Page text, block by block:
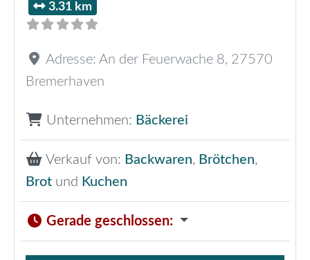
3.31 km
Adresse: An der Feuerwache 8, 27570
Bremerhaven
Unternehmen: Bäckerei
Verkauf von: Backwaren, Brötchen,
Brot und Kuchen
Gerade geschlossen: